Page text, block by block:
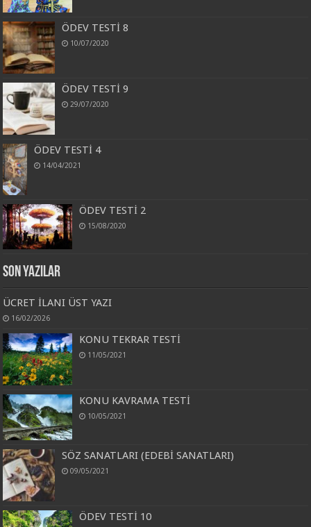
ÖDEV TESTİ 8
10/07/2020
ÖDEV TESTİ 9
29/07/2020
ÖDEV TESTİ 4
14/04/2021
ÖDEV TESTİ 2
15/08/2020
Son Yazılar
ÜCRET İLANI ÜST YAZI
16/02/2026
KONU TEKRAR TESTİ
11/05/2021
KONU KAVRAMA TESTİ
10/05/2021
SÖZ SANATLARI (EDEBİ SANATLARI)
09/05/2021
ÖDEV TESTİ 10